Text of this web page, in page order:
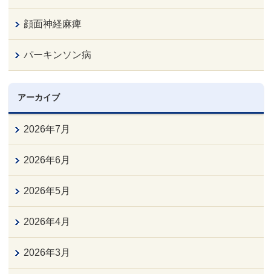
顔面神経麻痺
パーキンソン病
アーカイブ
2026年7月
2026年6月
2026年5月
2026年4月
2026年3月